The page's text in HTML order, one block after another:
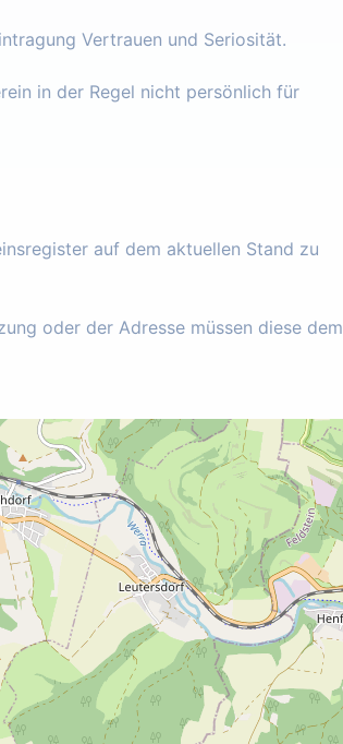
Vertrauen und Seriosität.
in der Regel nicht persönlich für
auf dem aktuellen Stand zu
oder der Adresse müssen diese dem